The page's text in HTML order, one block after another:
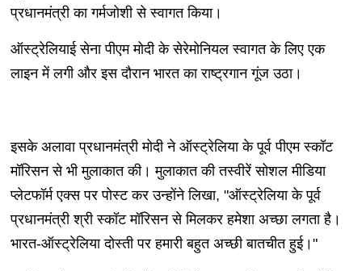
प्रधानमंत्री का गर्मजोशी से स्वागत किया।
ऑस्ट्रेलियाई सेना पीएम मोदी के सेरेमोनियल स्वागत के लिए एक
लाइन में लगी और इस दौरान भारत का राष्ट्रगान गूंज उठा।
इसके अलावा प्रधानमंत्री मोदी ने ऑस्ट्रेलिया के पूर्व पीएम स्कॉट
मॉरिसन से भी मुलाकात की। मुलाकात की तस्वीरें सोशल मीडिया
प्लेटफॉर्म एक्स पर पोस्ट कर उन्होंने लिखा, "ऑस्ट्रेलिया के पूर्व
प्रधानमंत्री श्री स्कॉट मॉरिसन से मिलकर हमेशा अच्छा लगता है।
भारत-ऑस्ट्रेलिया दोस्ती पर हमारी बहुत अच्छी बातचीत हुई।"